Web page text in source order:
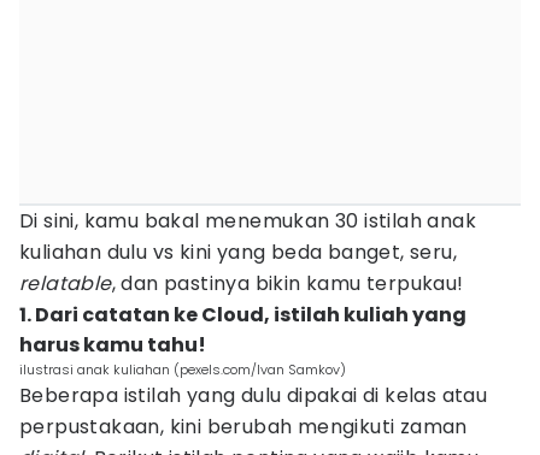
Di sini, kamu bakal menemukan 30 istilah anak
kuliahan dulu vs kini yang beda banget, seru,
relatable, dan pastinya bikin kamu terpukau!
1. Dari catatan ke Cloud, istilah kuliah yang
harus kamu tahu!
ilustrasi anak kuliahan (pexels.com/Ivan Samkov)
Beberapa istilah yang dulu dipakai di kelas atau
perpustakaan, kini berubah mengikuti zaman